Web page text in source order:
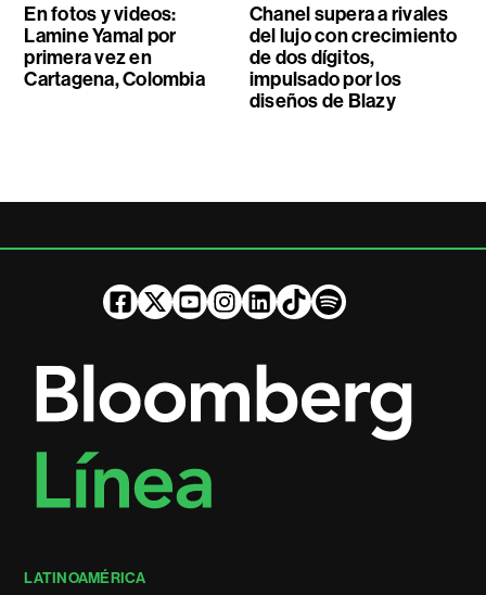
En fotos y videos:
Lamine Yamal por
primera vez en
Cartagena, Colombia
Chanel supera a rivales
del lujo con crecimiento
de dos dígitos,
impulsado por los
diseños de Blazy
LATINOAMÉRICA